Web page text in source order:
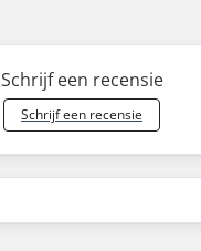
Schrijf een recensie
Schrijf een recensie